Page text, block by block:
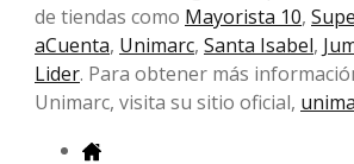
de tiendas como Mayorista 10,
aCuenta, Unimarc, Santa Isabel,
Lider. Para obtener más
Unimarc, visita su sitio oficial,